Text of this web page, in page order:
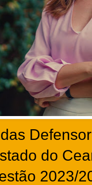
do
2023/